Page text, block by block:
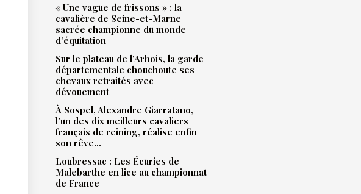
« Une vague de frissons » : la
cavalière de Seine-et-Marne
sacrée championne du monde
d’équitation
Sur le plateau de l’Arbois, la garde
départementale chouchoute ses
chevaux retraités avec
dévouement
À Sospel, Alexandre Giarratano,
l’un des dix meilleurs cavaliers
français de reining, réalise enfin
son rêve…
Loubressac : Les Écuries de
Malebarthe en lice au championnat
de France